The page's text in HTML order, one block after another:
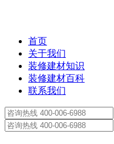
首页
关于我们
装修建材知识
装修建材百科
联系我们